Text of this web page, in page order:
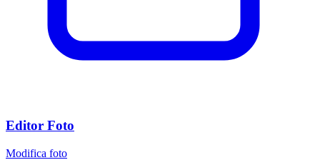
Editor Foto
Modifica foto